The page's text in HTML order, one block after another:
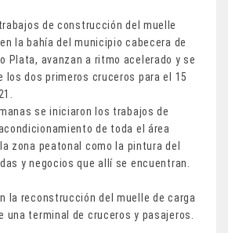
de construcción del muelle
la bahía del municipio cabecera de
Plata, avanzan a ritmo acelerado y se
los dos primeros cruceros para el 15
se iniciaron los trabajos de
de toda el área
zona peatonal como la pintura del
y negocios que allí se encuentran.
la reconstrucción del muelle de carga
una terminal de cruceros y pasajeros.